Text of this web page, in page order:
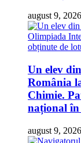
august 9, 2026
Un elev
România
Chimie.
național în
august 9, 2026